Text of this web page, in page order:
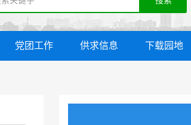
党团工作 供求信息 下载园地